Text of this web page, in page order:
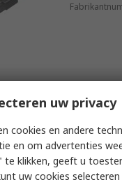
Op
Female
910 mm
RS-stocknr.
uw privacy
cookies en andere
en om advertenties
te klikken, geeft u
uw cookies